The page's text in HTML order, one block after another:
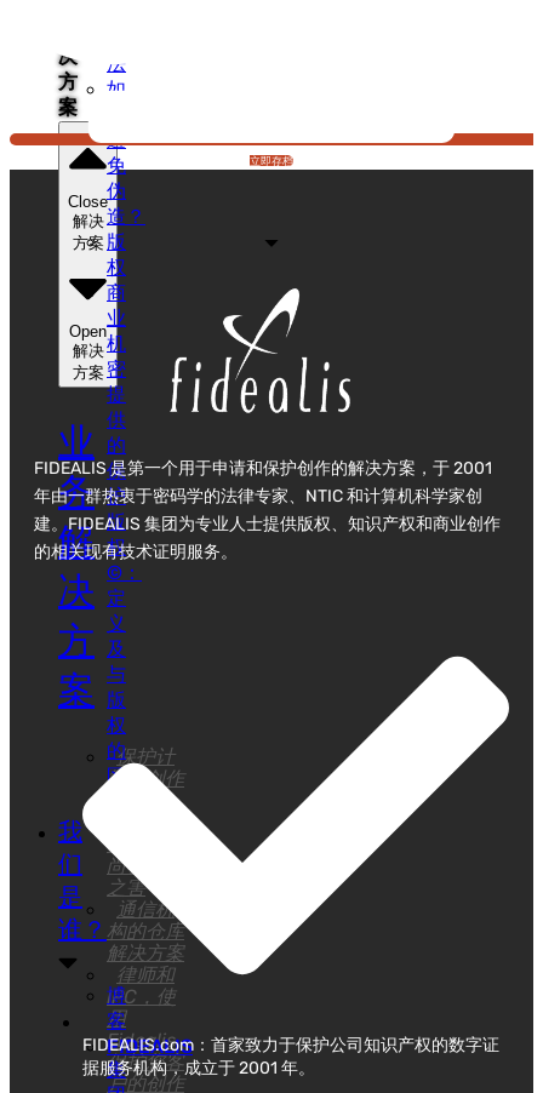
决
方
案
Close
解决
方案
Open
解决
方案
业
务
解
决
方
案
保护计
算机创作
己免受时
尚界剽窃
之害
通信机
构的仓库
解决方案
律师和
IPC，使
用
Fidealis
保护您客
户的创作
法
如
避
免
伪
造？
版
权
商
业
机
密
提
供
的
保
护
版
权
©：
定
义
及
与
版
权
的
区
我
们
是
谁？
博
客
FIDEALIS
集
立即存档
FIDEALIS 是第一个用于申请和保护创作的解决方案，于 2001
年由一群热衷于密码学的法律专家、NTIC 和计算机科学家创
建。FIDEALIS 集团为专业人士提供版权、知识产权和商业创作
的相关现有技术证明服务。
FIDEALIS.com：首家致力于保护公司知识产权的数字证
据服务机构，成立于 2001 年。